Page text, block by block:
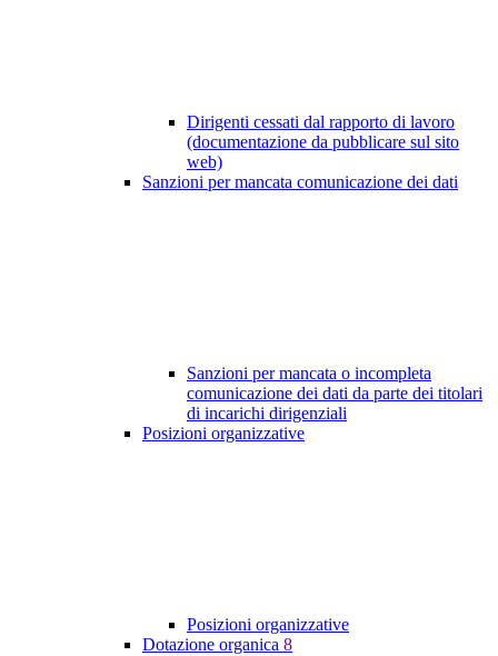
Dirigenti cessati dal rapporto di lavoro
(documentazione da pubblicare sul sito
web)
Sanzioni per mancata comunicazione dei dati
Sanzioni per mancata o incompleta
comunicazione dei dati da parte dei titolari
di incarichi dirigenziali
Posizioni organizzative
Posizioni organizzative
Dotazione organica 8